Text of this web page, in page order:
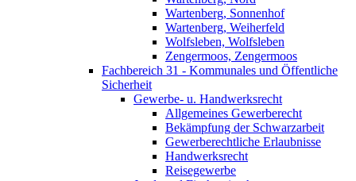
Wartenberg, Sonnenhof
Wartenberg, Weiherfeld
Wolfsleben, Wolfsleben
Zengermoos, Zengermoos
Fachbereich 31 - Kommunales und Öffentliche
Sicherheit
Gewerbe- u. Handwerksrecht
Allgemeines Gewerberecht
Bekämpfung der Schwarzarbeit
Gewerberechtliche Erlaubnisse
Handwerksrecht
Reisegewerbe